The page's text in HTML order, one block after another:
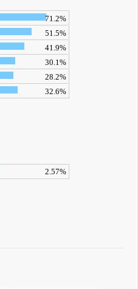
71.2%
51.5%
41.9%
30.1%
28.2%
32.6%
2.57%